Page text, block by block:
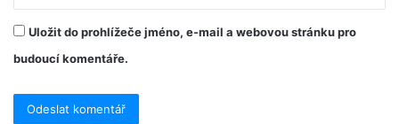
Uložit do prohlížeče jméno, e-mail a webovou stránku pro
budoucí komentáře.